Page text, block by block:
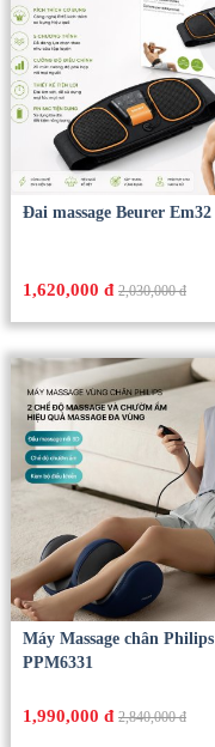
Đai massage Beurer Em32
1,620,000 đ 2,030,000 đ
Máy Massage chân Philips
PPM6331
1,990,000 đ 2,840,000 đ